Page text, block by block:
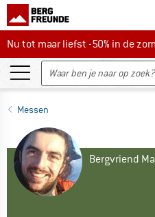
Nu tot maar liefst -50% in de
Nu tot maar liefst -50% in de
Messen
Bergvriend